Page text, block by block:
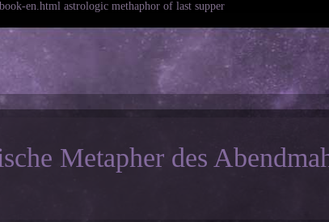
en.html astrologic methaphor of last supper
Metapher des